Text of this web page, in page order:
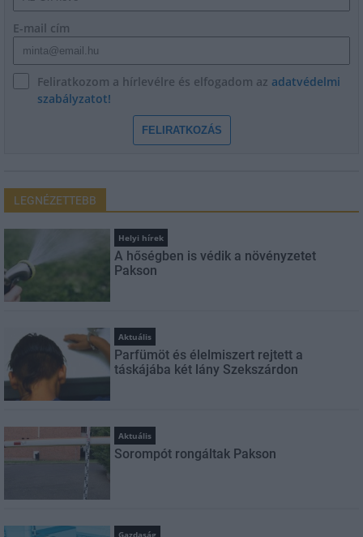
E-mail cím
Feliratkozom a hírlevélre és elfogadom az adatvédelmi
szabályzatot!
FELIRATKOZÁS
LEGNÉZETTEBB
Helyi hírek
A hőségben is védik a növényzetet
Pakson
Aktuális
Parfümöt és élelmiszert rejtett a
táskájába két lány Szekszárdon
Aktuális
Sorompót rongáltak Pakson
Gazdaság